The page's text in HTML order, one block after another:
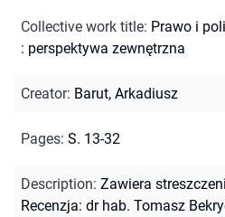
Collective work title: Prawo i
: perspektywa zewnętrzna
Creator: Barut, Arkadiusz
Pages: S. 13-32
Description: Zawiera
Recenzja: dr hab. Tomasz